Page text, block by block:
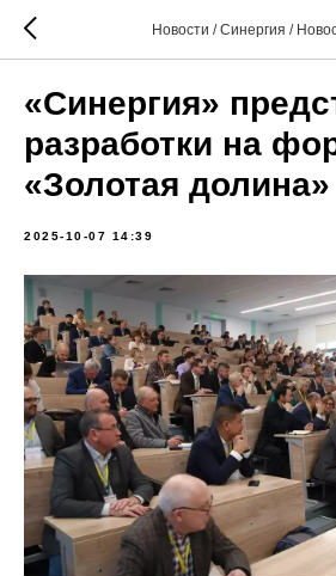
Новости / Синергия /
«Синергия»
разработки на
«Золотая долина»
2025-10-07 14:39